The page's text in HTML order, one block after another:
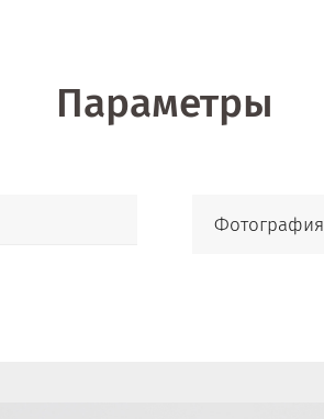
Параметры
Фотография